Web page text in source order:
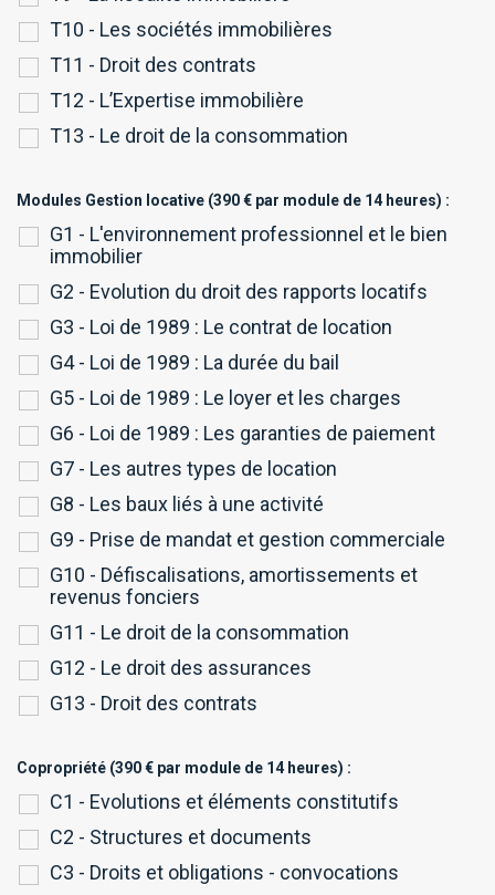
T10 - Les sociétés immobilières
T11 - Droit des contrats
T12 - L’Expertise immobilière
T13 - Le droit de la consommation
Modules Gestion locative (390 € par module de 14 heures) :
G1 - L'environnement professionnel et le bien
immobilier
G2 - Evolution du droit des rapports locatifs
G3 - Loi de 1989 : Le contrat de location
G4 - Loi de 1989 : La durée du bail
G5 - Loi de 1989 : Le loyer et les charges
G6 - Loi de 1989 : Les garanties de paiement
G7 - Les autres types de location
G8 - Les baux liés à une activité
G9 - Prise de mandat et gestion commerciale
G10 - Défiscalisations, amortissements et
revenus fonciers
G11 - Le droit de la consommation
G12 - Le droit des assurances
G13 - Droit des contrats
Copropriété (390 € par module de 14 heures) :
C1 - Evolutions et éléments constitutifs
C2 - Structures et documents
C3 - Droits et obligations - convocations